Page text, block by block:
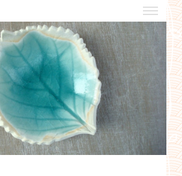
créateurs
confidentialité